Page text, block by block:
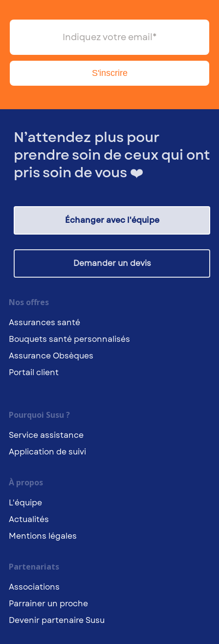
N’attendez plus pour
prendre soin de ceux qui ont
pris soin de vous ❤️
Échanger avec l'équipe
Demander un devis
Nos offres
Assurances santé
Bouquets santé personnalisés
Assurance Obsèques
Portail client
Pourquoi Susu ?
Service assistance
Application de suivi
À propos
L'équipe
Actualités
Mentions légales
Partenariats
Associations
Parrainer un proche
Devenir partenaire Susu